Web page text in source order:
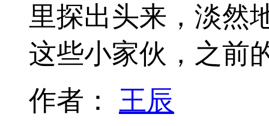
里探出头来，淡然
这些小家伙，之
作者： 王辰